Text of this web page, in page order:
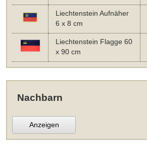
Liechtenstein Aufnäher
6 x 8 cm
Liechtenstein Flagge 60
x 90 cm
Nachbarn
Anzeigen